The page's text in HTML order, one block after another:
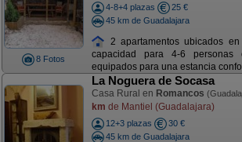
8 Fotos
4-8+4 plazas
25 €
45 km de Guadalajara
2 apartamentos ubicados
capacidad para 4-6 personas
equipados para una estancia
La Noguera de Socasa
Casa Rural en Romancos
km de Mantiel (Guadalajara)
12+3 plazas
30 €
45 km de Guadalajara